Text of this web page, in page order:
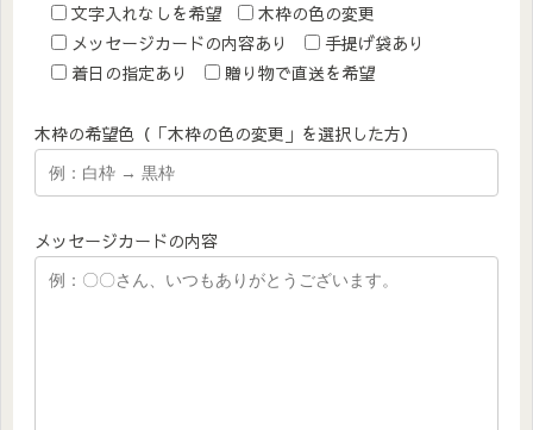
文字入れなしを希望
木枠の色の変更
メッセージカードの内容あり
手提げ袋あり
着日の指定あり
贈り物で直送を希望
木枠の希望色（「木枠の色の変更」を選択した方）
メッセージカードの内容